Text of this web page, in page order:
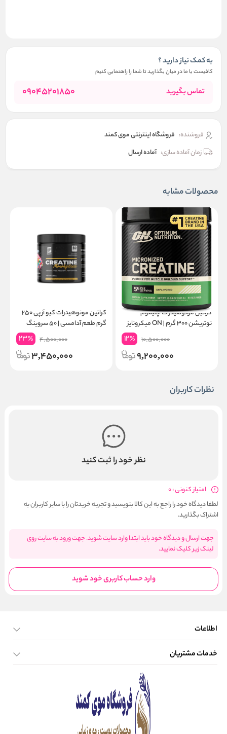
به کمک نیاز دارید ؟
کافیست با ما در میان بگذارید تا شما را راهنمایی کنیم
تماس بگیرید 09045201850
فروشنده: فروشگاه اینترنتی موی کمند
زمان آماده سازی: آماده ارسال
محصولات مشابه
کراتین مونوهیدرات اپتیموم
نوتریشن ۳۰۰ گرم | ON میکرونایز
10,500,000
12%
9,200,000
کراتین مونوهیدرات کیو آر پی ۲۵۰
گرم طعم آدامسی | ۵۰ سروینگ
4,500,000
23%
3,450,000
نظرات کاربران
نظر خود را ثبت کنید
امتیاز کنونی : 0
لطفا دیدگاه خود را راجع به این کالا بنویسید و تجربه خریدتان را با سایر کاربران به
اشتراک بگذارید.
جهت ارسال و دیدگاه خود باید ابتدا وارد سایت شوید. جهت ورود به سایت روی
لینک زیر کلیک نمایید.
وارد حساب کاربری خود شوید
اطلاعات
صفحه اصلی
خدمات مشتریان